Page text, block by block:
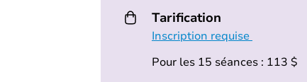
Tarification
Inscription requise
Pour les 15 séances : 113 $